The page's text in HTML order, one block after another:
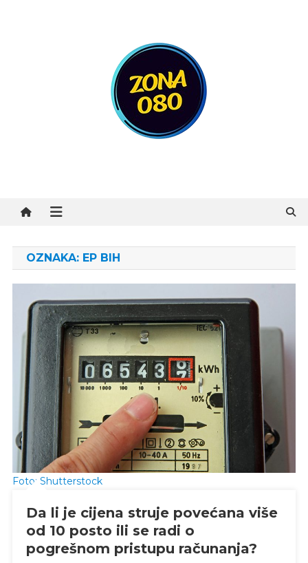
OZNAKA: EP BIH
Foto: Shutterstock
Da li je cijena struje povećana više
od 10 posto ili se radi o
pogrešnom pristupu računanja?